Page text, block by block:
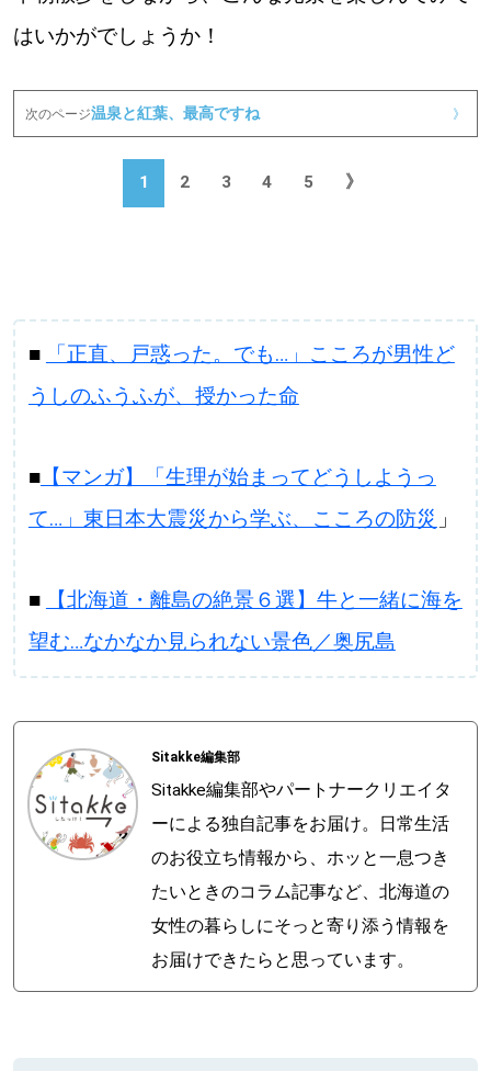
はいかがでしょうか！
次のページ温泉と紅葉、最高ですね 》
1 2 3 4 5 》
■
「正直、戸惑った。でも…」こころが男性ど
うしのふうふが、授かった命
■【マンガ】「生理が始まってどうしようっ
て…」東日本大震災から学ぶ、こころの防災 」
■
【北海道・離島の絶景６選】牛と一緒に海を
望む…なかなか見られない景色／奥尻島
Sitakke編集部
Sitakke編集部やパートナークリエイタ
ーによる独自記事をお届け。日常生活
のお役立ち情報から、ホッと一息つき
たいときのコラム記事など、北海道の
女性の暮らしにそっと寄り添う情報を
お届けできたらと思っています。